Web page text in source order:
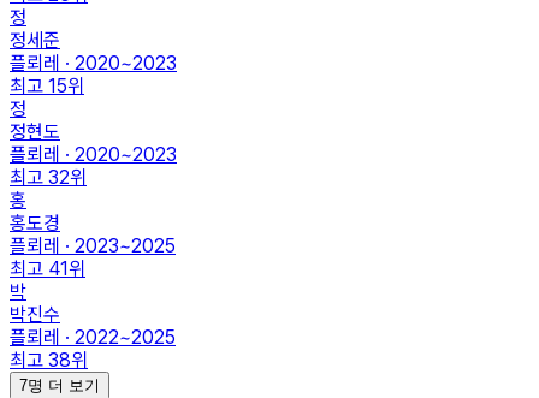
정
정세준
플뢰레 · 2020~2023
최고 15위
정
정현도
플뢰레 · 2020~2023
최고 32위
홍
홍도경
플뢰레 · 2023~2025
최고 41위
박
박진수
플뢰레 · 2022~2025
최고 38위
7명 더 보기